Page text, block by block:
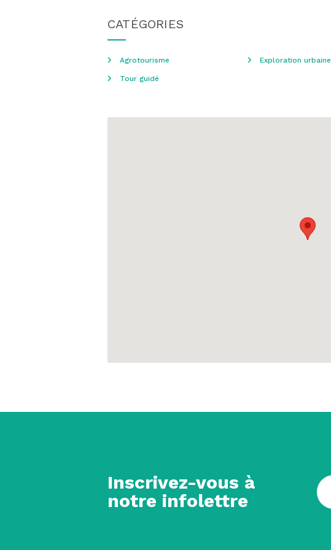
CATÉGORIES
Agrotourisme Exploration urbaine
Tour guidé
Inscrivez-vous à
notre infolettre